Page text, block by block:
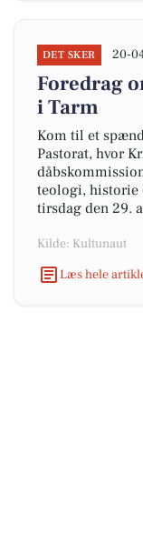
DET SKER 20-
Foredrag
i Tarm
Kom til et
Pastorat, hvor
teologi, historie
tirsdag den 29.
Kilde: Kultunaut
Læs hele